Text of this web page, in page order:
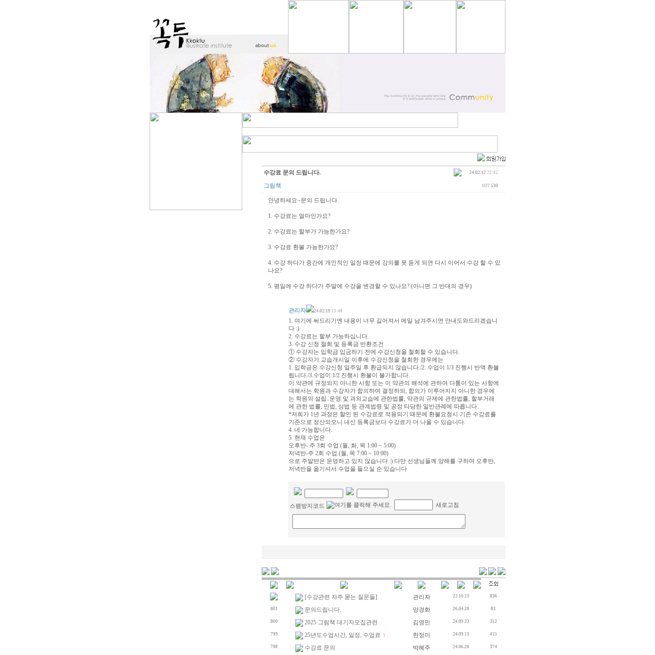
수강료 문의 드립니다. 24.02.12 22:42
그림책 HIT 530
안녕하세요~문의 드립니다.
1. 수강료는 얼마인가요?
2. 수강료는 할부가 가능한가요?
3. 수강료 환불 가능한가요?
4. 수강 하다가 중간에 개인적인 일정 때문에 강의를 못 듣게 되면 다시 이어서 수강 할 수 있
나요?
5. 평일에 수강 하다가 주말에 수강을 변경할 수 있나요? (아니면 그 반대의 경우)
관리자 24.02.19 13:48
1. 여기에 써드리기엔 내용이 너무 길어져서 메일 남겨주시면 안내도와드리겠습니
다 :)
2. 수강료는 할부 가능하십니다.
3. 수강 신청 철회 및 등록금 반환조건
① 수강자는 입학금 입금하기 전에 수강신청을 철회할 수 있습니다.
② 수강자가 교습개시일 이후에 수강신청을 철회한 경우에는
1. 입학금은 수강신청 일주일 후 환급되지 않습니다./2. 수업이 1/3 진행시 반액 환불
됩니다./3.수업이 1/2 진행시 환불이 불가합니다.
이 약관에 규정되지 아니한 사항 또는 이 약관의 해석에 관하여 다툼이 있는 사항에
대해서는 학원과 수강자가 합의하여 결정하되, 합의가 이루어지지 아니한 경우에
는 학원의 설립․운영 및 과외교습에 관한법률, 약관의 규제에 관한법률, 할부거래
에 관한 법률, 민법, 상법 등 관계법령 및 공정 타당한 일반관례에 따릅니다.
*저희가 1년 과정은 할인 된 수강료로 적용되기 때문에 환불요청시 기존 수강료를
기준으로 정산되오니 내신 등록금보다 수강료가 더 나올 수 있습니다.
4. 네 가능합니다.
5. 현재 수업은
오후반- 주 3회 수업 (월, 화, 목 1:00 ~ 5:00)
저녁반-주 2회 수업 (월, 목 7:00 ~ 10:00)
으로 주말반은 운영하고 있지 않습니다 :) 다만 선생님들께 양해를 구하여 오후반,
저녁반을 옮기셔서 수업을 들으실 순 있습니다
스팸방지코드 새로고침
[수강관련 자주 묻는 질문들] 관리자 22.10.13 836
801 문의드립니다. 양경화 26.04.28 83
800 2025 그림책 대기자모집관련 김영민 24.09.23 352
799 25년도수업시간, 일정, 수업료 1 한정미 24.09.13 415
798 수강료 문의 박혜주 24.06.28 374